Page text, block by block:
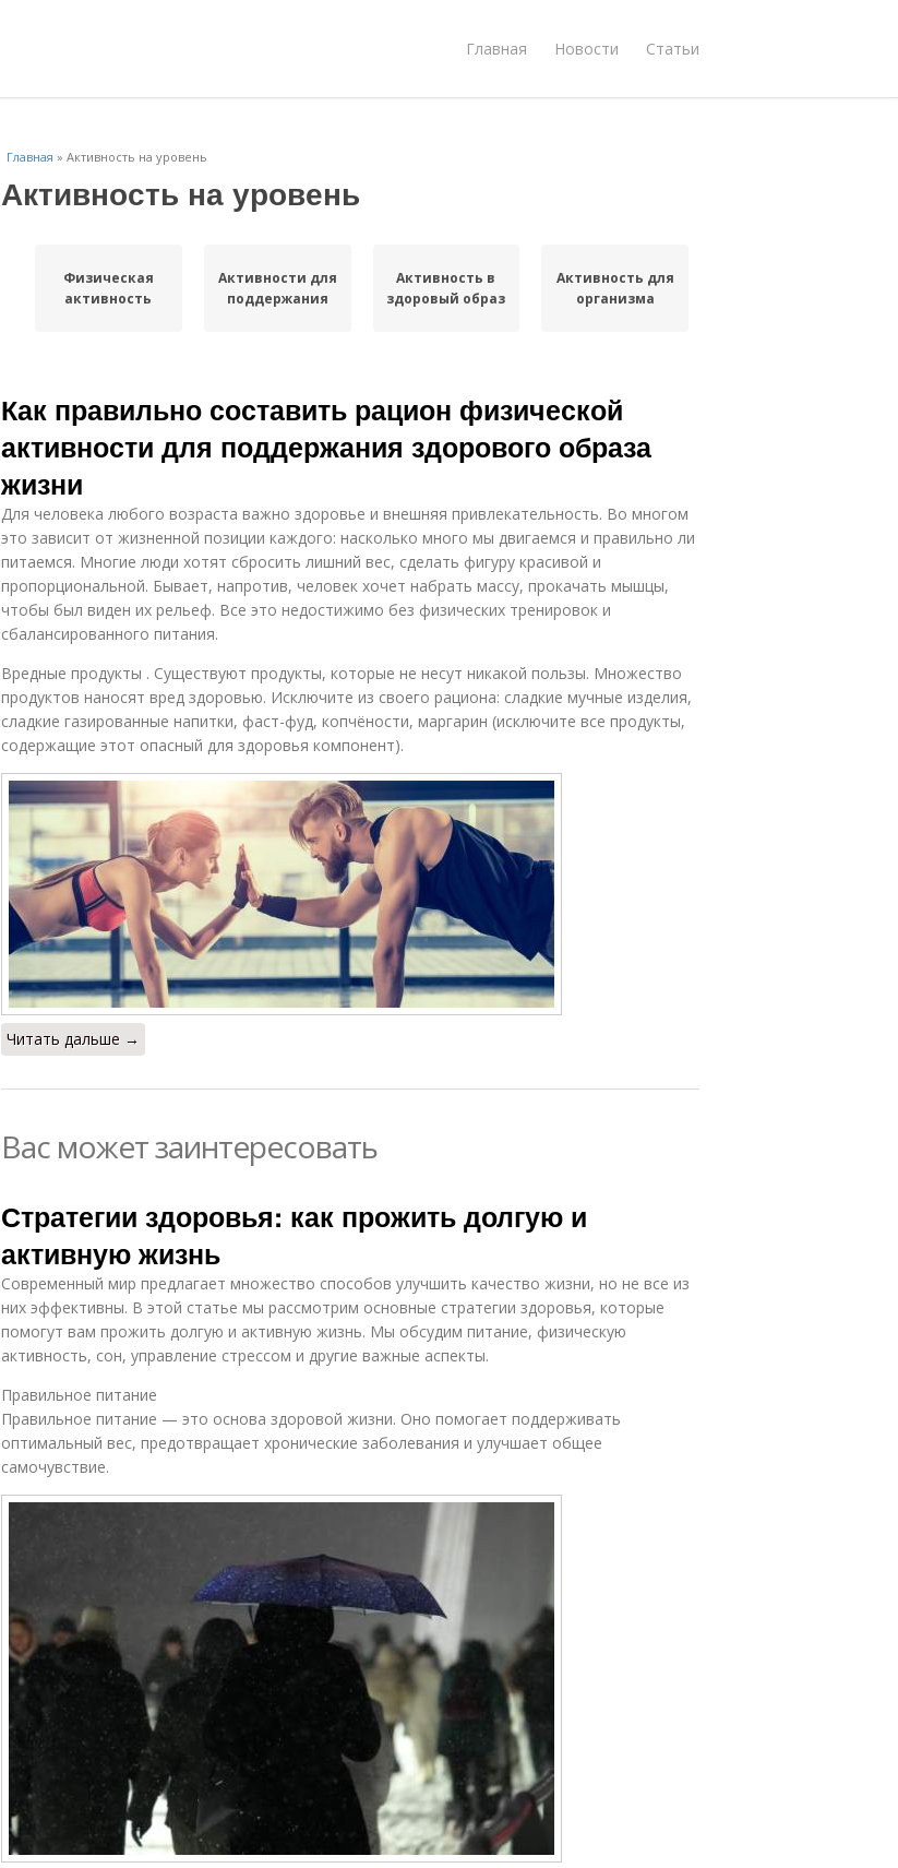
Главная Новости Статьи
Главная » Активность на уровень
Активность на уровень
Физическая
активность
Активности для
поддержания
Активность в
здоровый образ
Активность для
организма
Как правильно составить рацион физической
активности для поддержания здорового образа
жизни
Для человека любого возраста важно здоровье и внешняя привлекательность. Во многом
это зависит от жизненной позиции каждого: насколько много мы двигаемся и правильно ли
питаемся. Многие люди хотят сбросить лишний вес, сделать фигуру красивой и
пропорциональной. Бывает, напротив, человек хочет набрать массу, прокачать мышцы,
чтобы был виден их рельеф. Все это недостижимо без физических тренировок и
сбалансированного питания.
Вредные продукты . Существуют продукты, которые не несут никакой пользы. Множество
продуктов наносят вред здоровью. Исключите из своего рациона: сладкие мучные изделия,
сладкие газированные напитки, фаст-фуд, копчёности, маргарин (исключите все продукты,
содержащие этот опасный для здоровья компонент).
Читать дальше →
Вас может заинтересовать
Стратегии здоровья: как прожить долгую и
активную жизнь
Современный мир предлагает множество способов улучшить качество жизни, но не все из
них эффективны. В этой статье мы рассмотрим основные стратегии здоровья, которые
помогут вам прожить долгую и активную жизнь. Мы обсудим питание, физическую
активность, сон, управление стрессом и другие важные аспекты.
Правильное питание
Правильное питание — это основа здоровой жизни. Оно помогает поддерживать
оптимальный вес, предотвращает хронические заболевания и улучшает общее
самочувствие.